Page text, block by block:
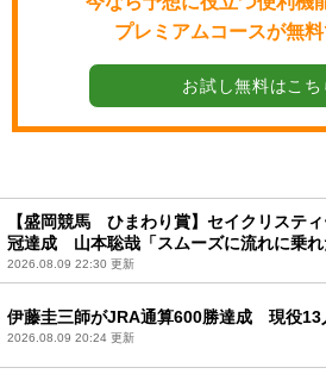
プレミアムコースが無料
お試し無料はこち
【盛岡競馬 ひまわり賞】セイクリステ
冠達成 山本聡哉「スムーズに流れに乗れ
2026.08.09 22:30 更新
伊藤圭三師がJRA通算600勝達成 現役13
2026.08.09 20:24 更新